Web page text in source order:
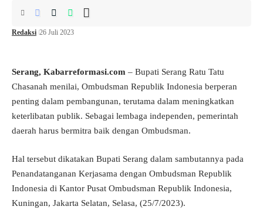
Redaksi 26 Juli 2023
Serang, Kabarreformasi.com – Bupati Serang Ratu Tatu
Chasanah menilai, Ombudsman Republik Indonesia berperan
penting dalam pembangunan, terutama dalam meningkatkan
keterlibatan publik. Sebagai lembaga independen, pemerintah
daerah harus bermitra baik dengan Ombudsman.
Hal tersebut dikatakan Bupati Serang dalam sambutannya pada
Penandatanganan Kerjasama dengan Ombudsman Republik
Indonesia di Kantor Pusat Ombudsman Republik Indonesia,
Kuningan, Jakarta Selatan, Selasa, (25/7/2023).